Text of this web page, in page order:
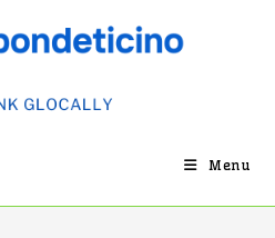
Menu